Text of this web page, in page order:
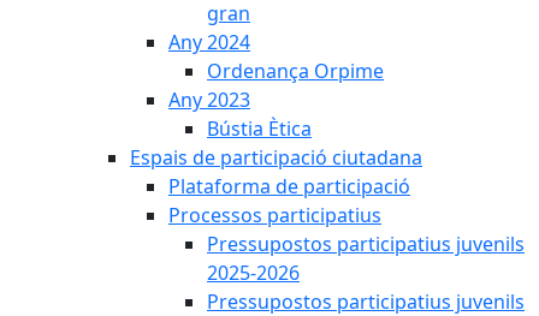
gran
Any 2024
Ordenança Orpime
Any 2023
Bústia Ètica
Espais de participació ciutadana
Plataforma de participació
Processos participatius
Pressupostos participatius juvenils
2025-2026
Pressupostos participatius juvenils